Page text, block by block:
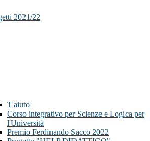
2021/22
T'aiuto
Corso integrativo per Scienze e Logica per
l'Università
Premio Ferdinando Sacco 2022